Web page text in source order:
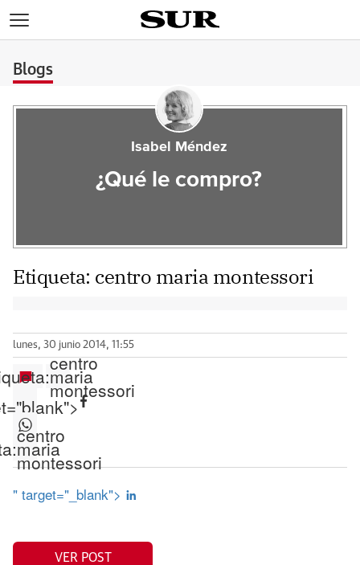
Blogs
Isabel Méndez
¿Qué le compro?
Etiqueta: centro maria montessori
lunes, 30 junio 2014, 11:55
centro
maria
montessori
centro
maria
montessori
" target="_blank">
VER POST